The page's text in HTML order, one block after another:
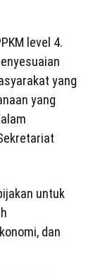
level 4.
yang
yang
untuk
dan